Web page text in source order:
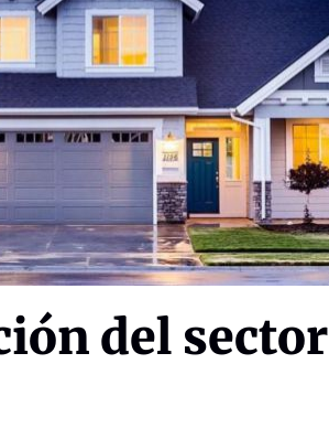
del sector